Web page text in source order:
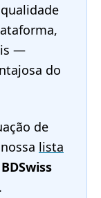
—
do
de
lista
BDSwiss
.